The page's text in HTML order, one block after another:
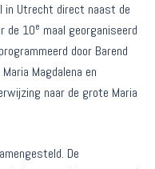
in Utrecht direct naast de
de 10e maal georganiseerd
door Barend
Magdalena en
naar de grote Maria
De